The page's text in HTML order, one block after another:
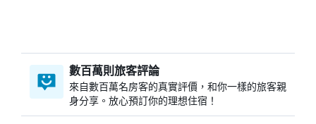
數百萬則旅客評論
來自數百萬名房客的真實評價，和你一樣的旅客親
身分享。放心預訂你的理想住宿！